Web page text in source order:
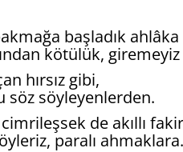
başladık ahlâka
kötülük,
hırsız gibi,
söz söyleyenlerden.
de akıllı
paralı ahmaklara.